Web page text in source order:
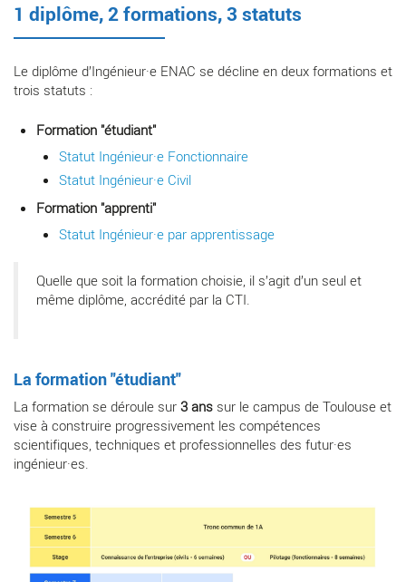
1 diplôme, 2 formations, 3 statuts
Le diplôme d’Ingénieur·e ENAC se décline en deux formations et
trois statuts :
Formation "étudiant"
Statut Ingénieur·e Fonctionnaire
Statut Ingénieur·e Civil
Formation "apprenti"
Statut Ingénieur·e par apprentissage
Quelle que soit la formation choisie, il s’agit d’un seul et
même diplôme, accrédité par la CTI.
La formation "étudiant"
La formation se déroule sur 3 ans sur le campus de Toulouse et
vise à construire progressivement les compétences
scientifiques, techniques et professionnelles des futur·es
ingénieur·es.